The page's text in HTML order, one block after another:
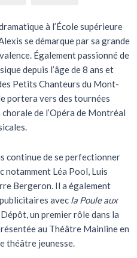
à l’École supérieure
se démarque par sa grande
Également passionné de
depuis l’âge de 8 ans et
Petits Chanteurs du Mont-
portera vers des tournées
de l’Opéra de Montréal
continue de se perfectionner
notamment Léa Pool, Luis
Bergeron. Il a également
avec la Poule aux
un premier rôle dans la
au Théâtre Mainline en
théâtre jeunesse.